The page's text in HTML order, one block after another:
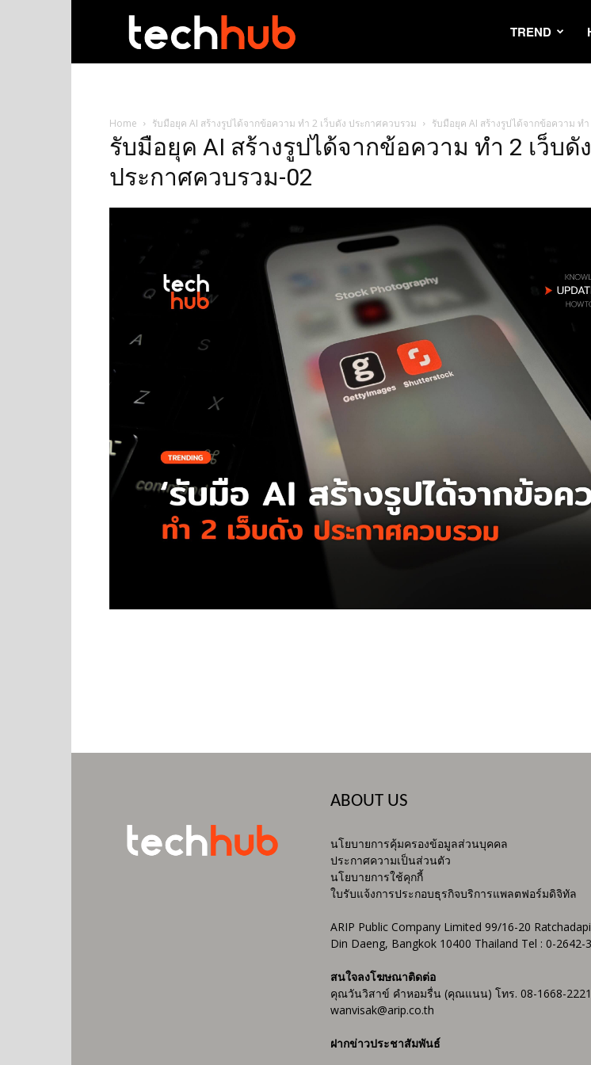
TREND
Home รับมือยุค AI สร้างรูปได้จากข้อความ ทำ 2 เว็บดัง ประกาศควบรวม รับมือยุค AI สร้างรูปได้จากข้อความ ท
รับมือยุค AI สร้างรูปได้จากข้อความ ทำ 2 เว็บดัง
ประกาศควบรวม-02
ABOUT US
นโยบายการคุ้มครองข้อมูลส่วนบุคคล
ประกาศความเป็นส่วนตัว
นโยบายการใช้คุกกี้
ใบรับแจ้งการประกอบธุรกิจบริการแพลตฟอร์มดิจิทัล
ARIP Public Company Limited 99/16-20
Din Daeng, Bangkok 10400 Thailand Tel : 0-2642-
สนใจลงโฆษณาติดต่อ
คุณวันวิสาข์ คำหอมรื่น (คุณแนน) โทร. 08-1668-
wanvisak@arip.co.th
ฝากข่าวประชาสัมพันธ์